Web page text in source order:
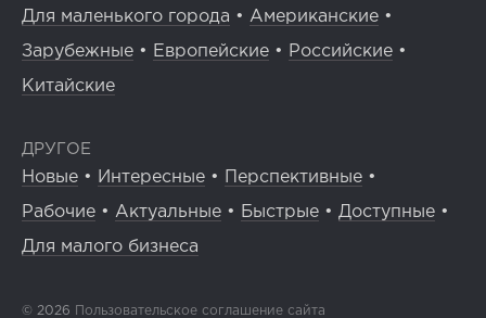
Для маленького города • Американские •
Зарубежные • Европейские • Российские •
Китайские
ДРУГОЕ
Новые • Интересные • Перспективные •
Рабочие • Актуальные • Быстрые • Доступные •
Для малого бизнеса
© 2026 Пользовательское соглашение сайта